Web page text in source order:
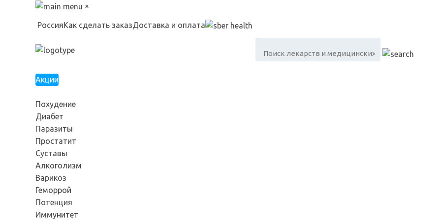
×
РоссияКак сделать заказДоставка и оплата
Акции
Похудение
Диабет
Паразиты
Простатит
Суставы
Алкоголизм
Варикоз
Геморрой
Потенция
Иммунитет